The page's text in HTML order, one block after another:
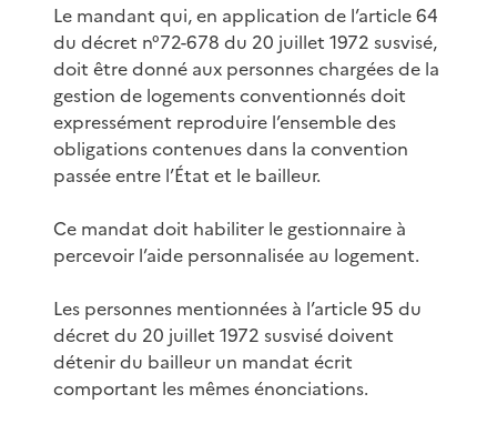
Le mandant qui, en application de l’article 64
du décret n°72-678 du 20 juillet 1972 susvisé,
doit être donné aux personnes chargées de la
gestion de logements conventionnés doit
expressément reproduire l’ensemble des
obligations contenues dans la convention
passée entre l’État et le bailleur.
Ce mandat doit habiliter le gestionnaire à
percevoir l’aide personnalisée au logement.
Les personnes mentionnées à l’article 95 du
décret du 20 juillet 1972 susvisé doivent
détenir du bailleur un mandat écrit
comportant les mêmes énonciations.